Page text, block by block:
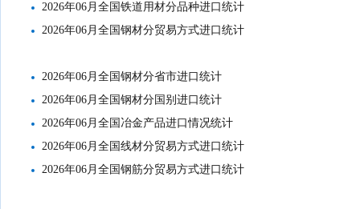
2026年06月全国铁道用材分品种进口统计
2026年06月全国钢材分贸易方式进口统计
2026年06月全国钢材分省市进口统计
2026年06月全国钢材分国别进口统计
2026年06月全国冶金产品进口情况统计
2026年06月全国线材分贸易方式进口统计
2026年06月全国钢筋分贸易方式进口统计